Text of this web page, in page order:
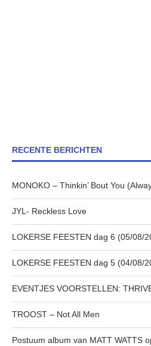
RECENTE BERICHTEN
MONOKO – Thinkin’ Bout You
JYL- Reckless Love
LOKERSE FEESTEN dag 6 (05/08/
LOKERSE FEESTEN dag 5 (04/08/
EVENTJES VOORSTELLEN:
TROOST – Not All Men
Postuum album van MATT WATTS